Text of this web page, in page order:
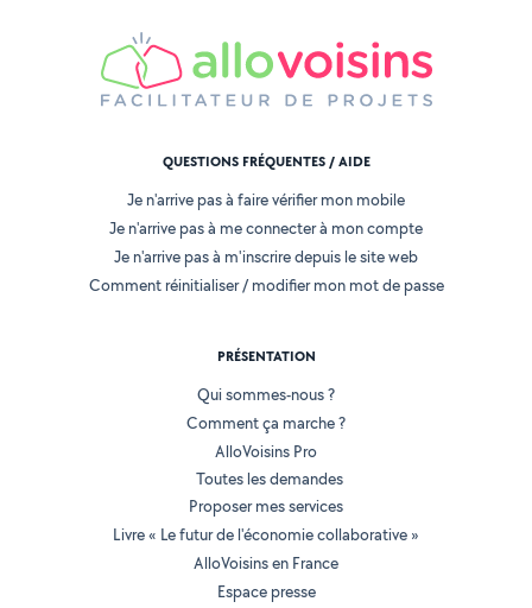
QUESTIONS FRÉQUENTES / AIDE
Je n'arrive pas à faire vérifier mon mobile
Je n'arrive pas à me connecter à mon compte
Je n'arrive pas à m'inscrire depuis le site web
Comment réinitialiser / modifier mon mot de passe
PRÉSENTATION
Qui sommes-nous ?
Comment ça marche ?
AlloVoisins Pro
Toutes les demandes
Proposer mes services
Livre « Le futur de l'économie collaborative »
AlloVoisins en France
Espace presse